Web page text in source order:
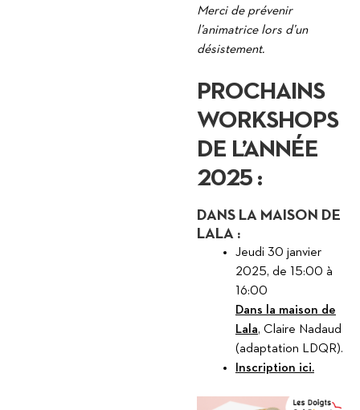
Merci de prévenir
l’animatrice lors d’un
désistement.
PROCHAINS
WORKSHOPS
DE L’ANNÉE
2025 :
DANS LA MAISON DE
LALA :
Jeudi 30 janvier
2025, de 15:00 à
16:00
Dans la maison de
Lala, Claire Nadaud
(adaptation LDQR).
Inscription ici.